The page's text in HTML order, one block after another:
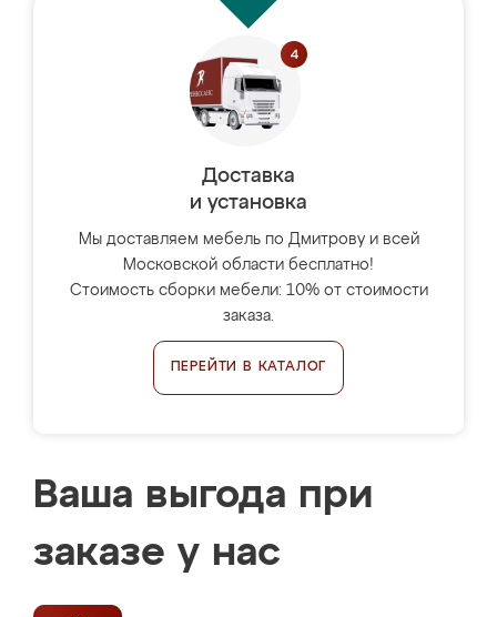
Доставка
и установка
Мы доставляем мебель по Дмитрову и всей
Московской области бесплатно!
Стоимость сборки мебели: 10% от стоимости
заказа.
ПЕРЕЙТИ В КАТАЛОГ
Ваша выгода при
заказе у нас